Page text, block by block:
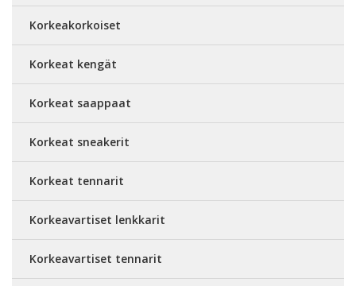
Korkeakorkoiset
Korkeat kengät
Korkeat saappaat
Korkeat sneakerit
Korkeat tennarit
Korkeavartiset lenkkarit
Korkeavartiset tennarit